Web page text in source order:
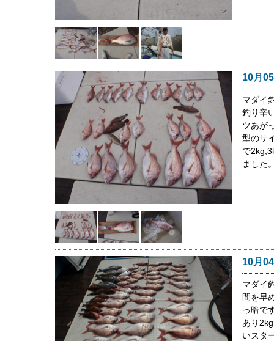
10月
マダイ
釣り辛
ツあが
型のサ
で
ました
10月
マダイ
間を早
っ暗で
あり
いスタ